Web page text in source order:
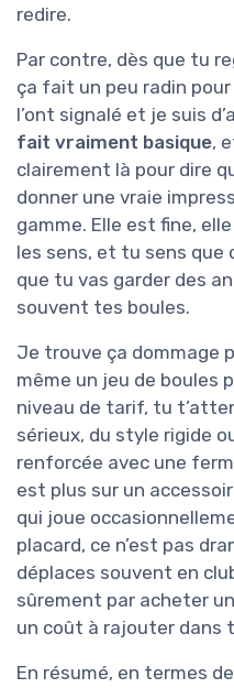
redire.
Par contre, dès que tu
ça fait un peu radin
l’ont signalé et je suis
fait vraiment basique,
clairement là pour dire
donner une vraie
gamme. Elle est fine,
les sens, et tu sens que
que tu vas garder des
souvent tes boules.
Je trouve ça dommage
même un jeu de boules
niveau de tarif, tu
sérieux, du style rigide
renforcée avec une
est plus sur un
qui joue
placard, ce n’est pas
déplaces souvent en
sûrement par acheter
un coût à rajouter dans
En résumé, en termes